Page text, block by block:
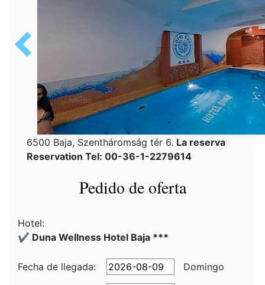
6500 Baja, Szentháromság tér 6. La reserva
Reservation Tel: 00-36-1-2279614
Pedido de oferta
Hotel:
✔️ Duna Wellness Hotel Baja ***
Fecha de llegada: Domingo